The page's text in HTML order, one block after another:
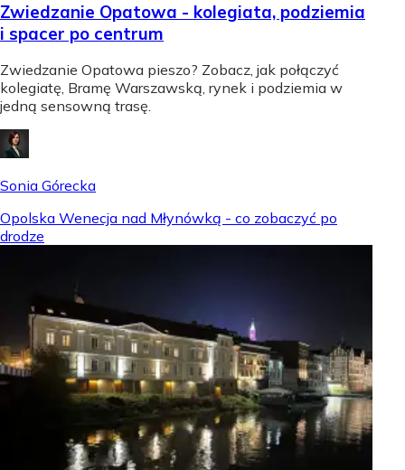
Zwiedzanie Opatowa - kolegiata, podziemia
i spacer po centrum
Zwiedzanie Opatowa pieszo? Zobacz, jak połączyć
kolegiatę, Bramę Warszawską, rynek i podziemia w
jedną sensowną trasę.
Sonia Górecka
Opolska Wenecja nad Młynówką - co zobaczyć po
drodze